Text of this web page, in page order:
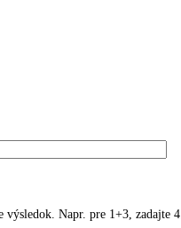
Napr. pre 1+3, zadajte 4.